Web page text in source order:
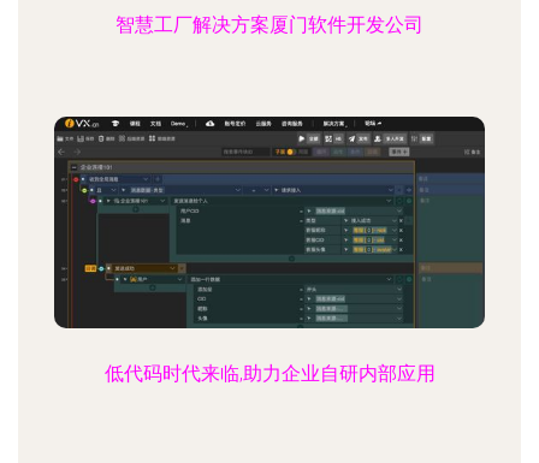
智慧工厂解决方案厦门软件开发公司
低代码时代来临,助力企业自研内部应用